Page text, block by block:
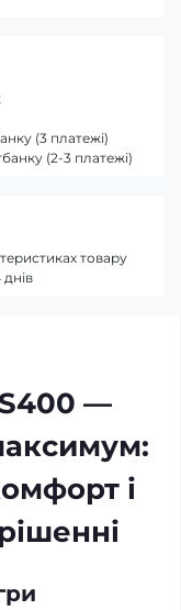
—
і
(3 платежі)
(2-3 платежі)
товару